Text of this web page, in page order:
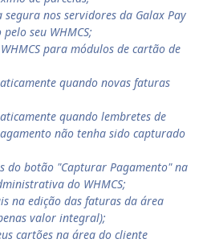
nos servidores da Galax Pay
seu WHMCS;
para módulos de cartão de
quando novas faturas
quando lembretes de
não tenha sido capturado
do botão "Capturar Pagamento" na
do WHMCS;
na edição das faturas da área
valor integral);
cartões na área do cliente